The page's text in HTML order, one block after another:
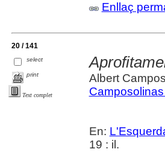
Enllaç
20 / 141
select
print
Text complet
Albert
En:
19 : il.